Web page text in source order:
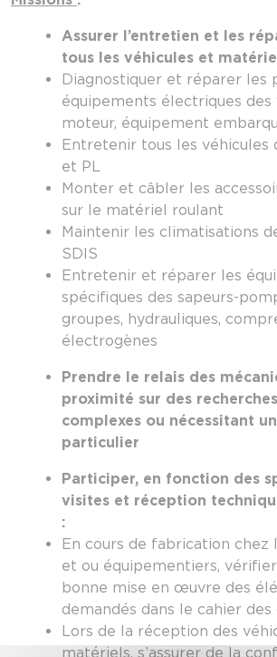
Assurer l’entretien et les
tous les véhicules et
Diagnostiquer et réparer les
équipements électriques des
moteur, équipement
Entretenir tous les véhicules
et PL
Monter et câbler les
sur le matériel roulant
Maintenir les climatisations
SDIS
Entretenir et réparer les
spécifiques des sapeurs-
groupes, hydrauliques,
électrogènes
Prendre le relais des
proximité sur des
complexes ou nécessitant
particulier
Participer, en fonction des
visites et réception
:
En cours de fabrication chez
et ou équipementiers,
bonne mise en œuvre des
demandés dans le cahier des
Lors de la réception des
matériels, s’assurer de la